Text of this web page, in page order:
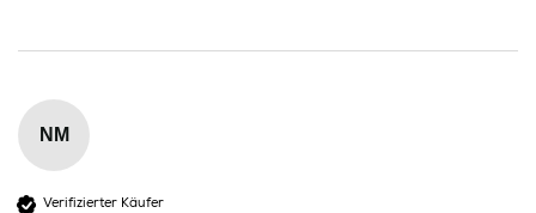
NM
Verifizierter Käufer